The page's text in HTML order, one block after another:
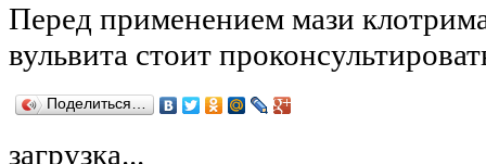
Перед применением мази
вульвита стоит
Поделиться…
загрузка...